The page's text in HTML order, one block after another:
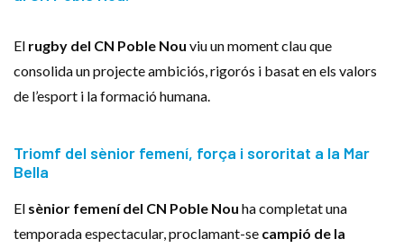
El rugby del CN Poble Nou viu un moment clau que
consolida un projecte ambiciós, rigorós i basat en els valors
de l’esport i la formació humana.
Triomf del sènior femení, força i sororitat a la Mar
Bella
El sènior femení del CN Poble Nou ha completat una
temporada espectacular, proclamant-se campió de la